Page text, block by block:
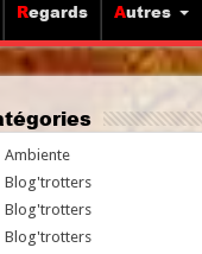
Regards Autres
Ambiente
Blog'trotters
Blog'trotters
Blog'trotters